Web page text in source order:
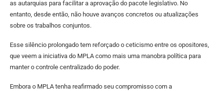
as autarquias para facilitar a aprovação do pacote legislativo. No
entanto, desde então, não houve avanços concretos ou atualizações
sobre os trabalhos conjuntos.
Esse silêncio prolongado tem reforçado o ceticismo entre os opositores,
que veem a iniciativa do MPLA como mais uma manobra política para
manter o controle centralizado do poder.
Embora o MPLA tenha reafirmado seu compromisso com a